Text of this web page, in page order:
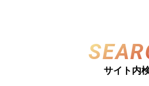
サイト内